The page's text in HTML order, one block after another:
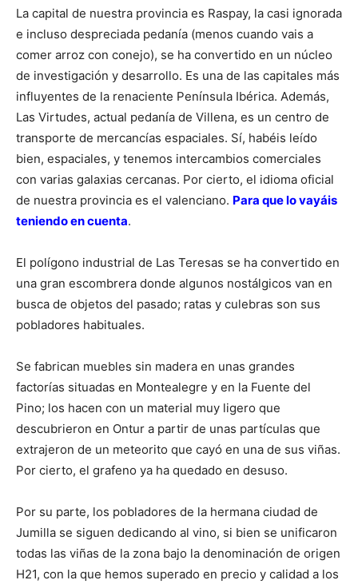
La capital de nuestra provincia es Raspay, la casi ignorada
e incluso despreciada pedanía (menos cuando vais a
comer arroz con conejo), se ha convertido en un núcleo
de investigación y desarrollo. Es una de las capitales más
influyentes de la renaciente Península Ibérica. Además,
Las Virtudes, actual pedanía de Villena, es un centro de
transporte de mercancías espaciales. Sí, habéis leído
bien, espaciales, y tenemos intercambios comerciales
con varias galaxias cercanas. Por cierto, el idioma oficial
de nuestra provincia es el valenciano. Para que lo vayáis
teniendo en cuenta.
El polígono industrial de Las Teresas se ha convertido en
una gran escombrera donde algunos nostálgicos van en
busca de objetos del pasado; ratas y culebras son sus
pobladores habituales.
Se fabrican muebles sin madera en unas grandes
factorías situadas en Montealegre y en la Fuente del
Pino; los hacen con un material muy ligero que
descubrieron en Ontur a partir de unas partículas que
extrajeron de un meteorito que cayó en una de sus viñas.
Por cierto, el grafeno ya ha quedado en desuso.
Por su parte, los pobladores de la hermana ciudad de
Jumilla se siguen dedicando al vino, si bien se unificaron
todas las viñas de la zona bajo la denominación de origen
H21, con la que hemos superado en precio y calidad a los